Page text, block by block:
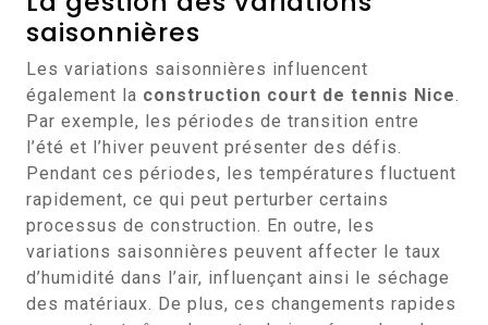
saisonnières
Les variations saisonnières influencent
également la construction court de tennis Nice.
Par exemple, les périodes de transition entre
l’été et l’hiver peuvent présenter des défis.
Pendant ces périodes, les températures fluctuent
rapidement, ce qui peut perturber certains
processus de construction. En outre, les
variations saisonnières peuvent affecter le taux
d’humidité dans l’air, influençant ainsi le séchage
des matériaux. De plus, ces changements rapides